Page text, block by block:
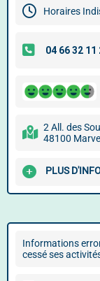
Horaires
2 All. des
48100
PLUS
Informations
cessé ses